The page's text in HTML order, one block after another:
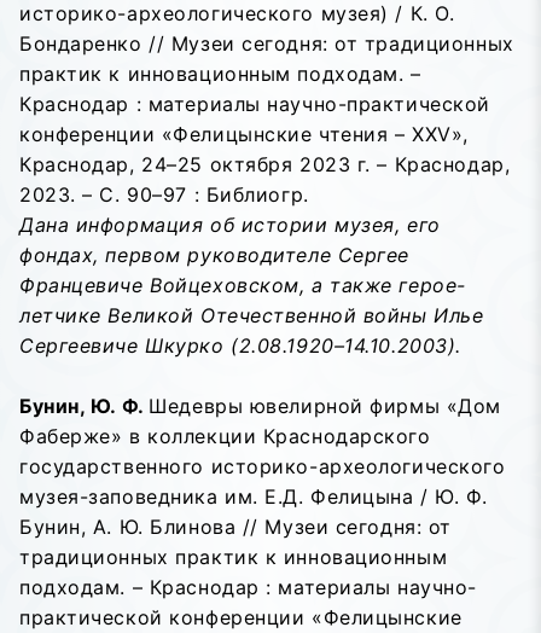
историко-археологического музея) / К. О.
Бондаренко // Музеи сегодня: от традиционных
практик к инновационным подходам. –
Краснодар : материалы научно-практической
конференции «Фелицынские чтения – XXV»,
Краснодар, 24–25 октября 2023 г. – Краснодар,
2023. – С. 90–97 : Библиогр.
Дана информация об истории музея, его
фондах, первом руководителе Сергее
Францевиче Войцеховском, а также герое-
летчике Великой Отечественной войны Илье
Сергеевиче Шкурко (2.08.1920–14.10.2003).
Бунин, Ю. Ф. Шедевры ювелирной фирмы «Дом
Фаберже» в коллекции Краснодарского
государственного историко-археологического
музея-заповедника им. Е.Д. Фелицына / Ю. Ф.
Бунин, А. Ю. Блинова // Музеи сегодня: от
традиционных практик к инновационным
подходам. – Краснодар : материалы научно-
практической конференции «Фелицынские